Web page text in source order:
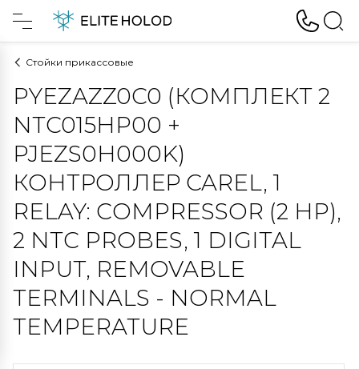
Стойки прикассовые
PYEZAZZ0C0 (КОМПЛЕКТ 2
NTC015HP00 +
PJEZS0H000K)
КОНТРОЛЛЕР CAREL, 1
RELAY: COMPRESSOR (2 HP),
2 NTC PROBES, 1 DIGITAL
INPUT, REMOVABLE
TERMINALS - NORMAL
TEMPERATURE